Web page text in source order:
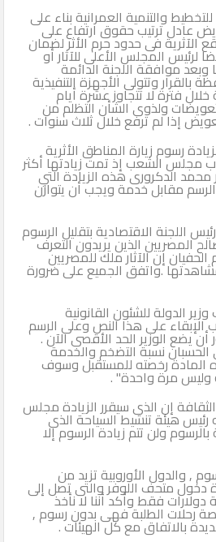
والتنمية العمرانية بناء على
عادل ترتيب حقوق ارتفاع على
الآثرية فى حدود حرم الأثر لضمان
لرئيس المجلس الأعلى للآثار أو
موافقة اللجنة الدائمة
وتتولى الأجهزة التنفيذية
فترة لا تتجاوز عشرة أيام
ولذوى الشأن التظلم من
إذا لم ترفع خلال ثلاث سنوات .
رسوم زيارة المناطق الأثرية
مجلس الشعب إذ تمت زيادتها أكثر
الدكرورى هذه الزيادة التي
مقابل خدمة ويجب أن يتوازن
اللجنة الاقتصادية بتقليل الرسوم
المصريين الذين يريدون التعرف
إن الآثار ملك للمصريين
.واتفق الجميع على ضرورة
الدولة للشئون القانونية
الإبقاء على هذا النص وعلى الرسم
يضع الوزير الحد الأقصى الآن .
نسبة التضخم والخدمة
المادة رخصته للمستقبل وسوف
وليس مرة واحدة" .
إن الذى سيقرر الزيادة مجلس
هيئة تنشيط السياحة الذى
ولن تتم زيادة الرسوم إلا
, والدول الأوروبية تزيد من
دخول متحف اللوفر والتى تصل إلى
دولارات فقط وأكد أننا لا نأخذ
رحلات الطلبة فهى بدون رسوم ,
بالاتفاق مع كل الهيئات .